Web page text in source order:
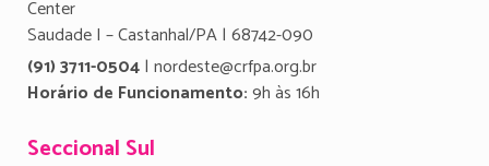
Center
Saudade I – Castanhal/PA | 68742-090
(91) 3711-0504| nordeste@crfpa.org.br
Horário de Funcionamento:9h às 16h
Seccional Sul